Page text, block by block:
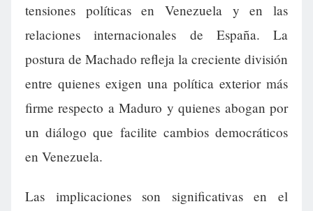
tensiones políticas en Venezuela y en las
relaciones internacionales de España. La
postura de Machado refleja la creciente división
entre quienes exigen una política exterior más
firme respecto a Maduro y quienes abogan por
un diálogo que facilite cambios democráticos
en Venezuela.
Las implicaciones son significativas en el